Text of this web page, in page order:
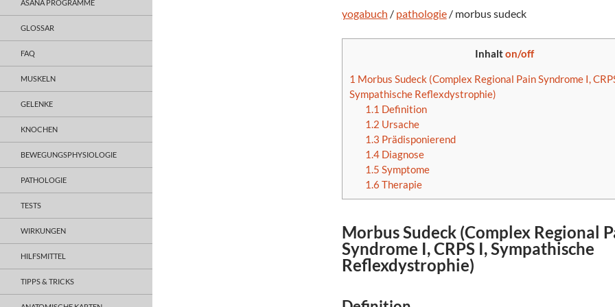
yogabuch / pathologie/ morbus sudeck
Inhalton/off
1 Morbus Sudeck (Complex Regional Pain Syndrome I,
Sympathische Reflexdystrophie)
1.1 Definition
1.2 Ursache
1.3 Prädisponierend
1.4Diagnose
1.5 Symptome
1.6 Therapie
Morbus Sudeck(Complex Regional
Syndrome I,CRPS I,Sympathische
Reflexdystrophie)
ASANA PROGRAMME
GLOSSAR
FAQ
MUSKELN
GELENKE
KNOCHEN
BEWEGUNGSPHYSIOLOGIE
PATHOLOGIE
TESTS
WIRKUNGEN
HILFSMITTEL
TIPPS & TRICKS